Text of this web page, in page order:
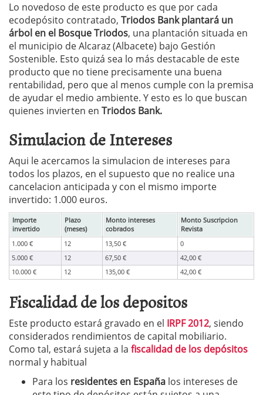
Lo novedoso de este producto es que por cada
ecodepósito contratado, Triodos Bank plantará un
árbol en el Bosque Triodos, una plantación situada en
el municipio de Alcaraz (Albacete) bajo Gestión
Sostenible. Esto quizá sea lo más destacable de este
producto que no tiene precisamente una buena
rentabilidad, pero que al menos cumple con la premisa
de ayudar el medio ambiente. Y esto es lo que buscan
quienes invierten en Triodos Bank.
Simulacion de Intereses
Aqui le acercamos la simulacion de intereses para
todos los plazos, en el supuesto que no realice una
cancelacion anticipada y con el mismo importe
invertido: 1.000 euros.
Importe
invertido
Plazo
(meses)
Monto intereses
cobrados
Monto Suscripcion
Revista
1.000 €
12 13,50 €
0
5.000 €
12 67,50 €
42,00 €
10.000 €
12 135,00 € 42,00 €
Fiscalidad de los depositos
Este producto estará gravado en el IRPF 2012, siendo
considerados rendimientos de capital mobiliario.
Como tal, estará sujeta a la fiscalidad de los depósitos
normal y habitual
Para los residentes en España los intereses de